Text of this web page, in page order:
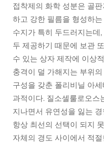
접착제의 화학 성분은 골
하고 강한 필름을 형성하
수지가 특히 두드러지는데
두 제공하기 때문에 보관
수 있는 상자 제작에 이상
충격이 덜 가해지는 부위
구성을 갖춘 폴리비닐 아
과적이다. 질소셀룰로오스
지나면서 유연성을 잃는
항상 최선의 선택이 되지
자체의 경도 사이에서 적